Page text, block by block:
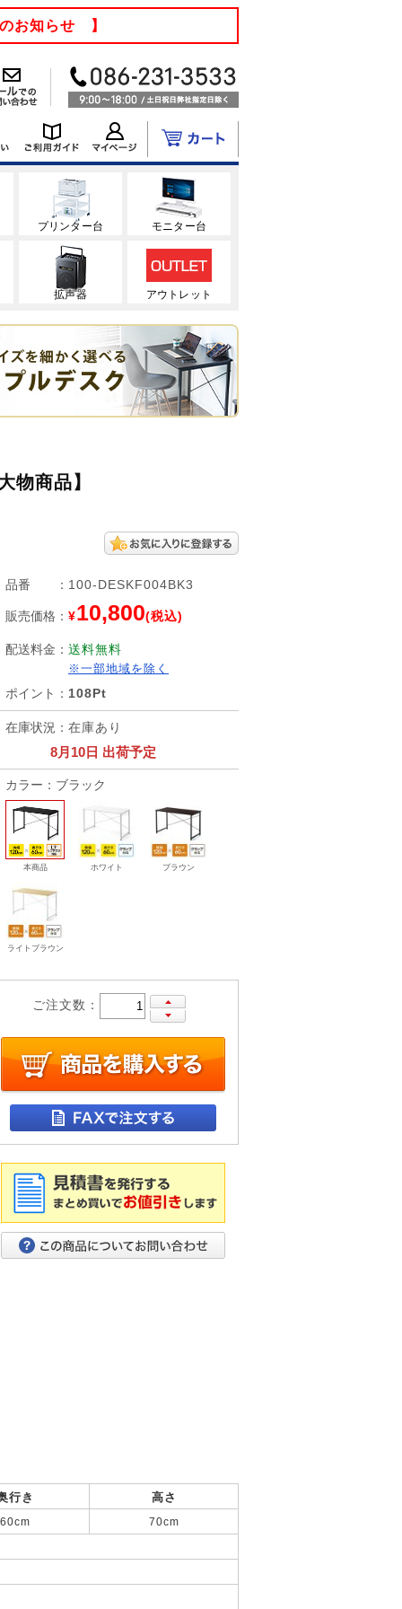
お知らせ 】
プリンター台 モニター台
拡声器 アウトレット
物商品】
品番 ： 100-DESKF004BK3
販売価格 ： ¥10,800(税込)
配送料金 ： 送料無料
※一部地域を除く
ポイント ： 108Pt
在庫状況 ： 在庫あり
8月10日 出荷予定
カラー：ブラック
本商品 ホワイト ブラウン
ライトブラウン
ご注文数：
行き 高さ
60cm 70cm